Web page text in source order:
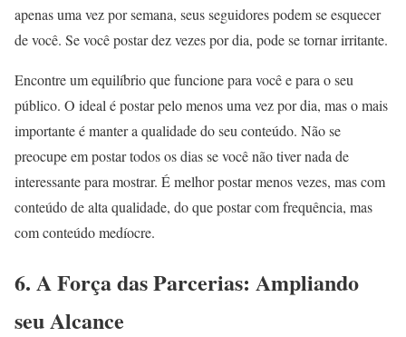
apenas uma vez por semana, seus seguidores podem se esquecer
de você. Se você postar dez vezes por dia, pode se tornar irritante.
Encontre um equilíbrio que funcione para você e para o seu
público. O ideal é postar pelo menos uma vez por dia, mas o mais
importante é manter a qualidade do seu conteúdo. Não se
preocupe em postar todos os dias se você não tiver nada de
interessante para mostrar. É melhor postar menos vezes, mas com
conteúdo de alta qualidade, do que postar com frequência, mas
com conteúdo medíocre.
6. A Força das Parcerias: Ampliando
seu Alcance